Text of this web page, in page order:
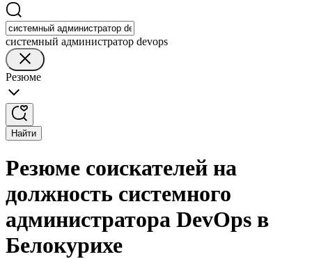
системный администратор devops
Резюме
Найти
Резюме соискателей на
должность системного
администратора DevOps в
Белокурихе